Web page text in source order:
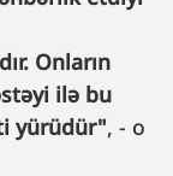
Onların
ilə bu
yürüdür", - o